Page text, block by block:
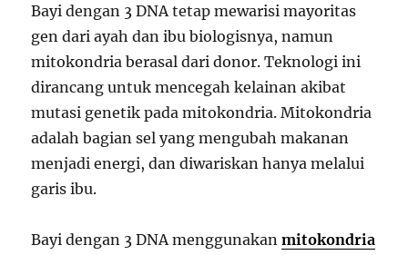
Bayi dengan 3 DNA tetap mewarisi mayoritas
gen dari ayah dan ibu biologisnya, namun
mitokondria berasal dari donor. Teknologi ini
dirancang untuk mencegah kelainan akibat
mutasi genetik pada mitokondria. Mitokondria
adalah bagian sel yang mengubah makanan
menjadi energi, dan diwariskan hanya melalui
garis ibu.
Bayi dengan 3 DNA menggunakanmitokondria